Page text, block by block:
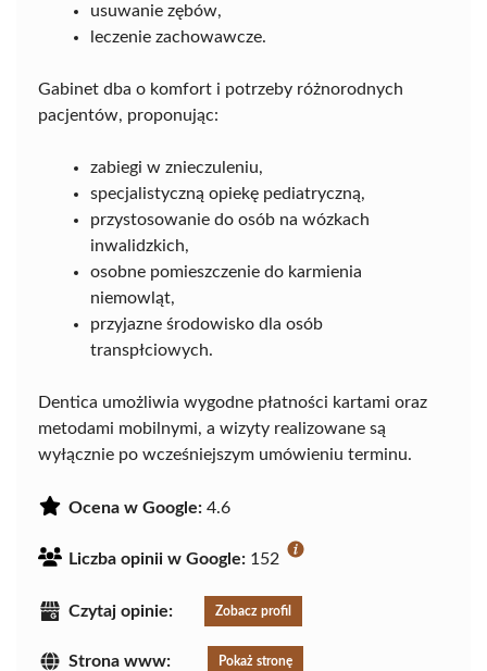
usuwanie zębów,
leczenie zachowawcze.
Gabinet dba o komfort i potrzeby różnorodnych
pacjentów, proponując:
zabiegi w znieczuleniu,
specjalistyczną opiekę pediatryczną,
przystosowanie do osób na wózkach
inwalidzkich,
osobne pomieszczenie do karmienia
niemowląt,
przyjazne środowisko dla osób
transpłciowych.
Dentica umożliwia wygodne płatności kartami oraz
metodami mobilnymi, a wizyty realizowane są
wyłącznie po wcześniejszym umówieniu terminu.
Ocena w Google: 4.6
Liczba opinii w Google: 152
Czytaj opinie: Zobacz profil
Strona www: Pokaż stronę